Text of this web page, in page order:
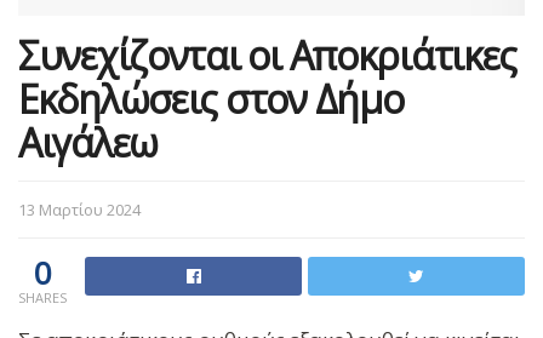
Συνεχίζονται οι Αποκριάτικες
Εκδηλώσεις στον Δήμο
Αιγάλεω
13 Μαρτίου 2024
0
SHARES